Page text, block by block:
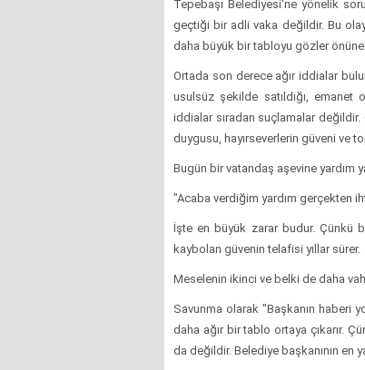
Tepebaşı Belediyesi'ne yönelik
geçtiği bir adli vaka değildir. Bu
daha büyük bir tabloyu gözler
Ortada son derece ağır iddialar
usulsüz şekilde satıldığı, emanet
iddialar sıradan suçlamalar
duygusu, hayırseverlerin güveni ve
Bugün bir vatandaş aşevine yardım
"Acaba verdiğim yardım gerçekten
İşte en büyük zarar budur. Çünkü
kaybolan güvenin telafisi yıllar sürer.
Meselenin ikinci ve belki de daha
Savunma olarak "Başkanın haberi
daha ağır bir tablo ortaya çıkarır.
da değildir. Belediye başkanının en